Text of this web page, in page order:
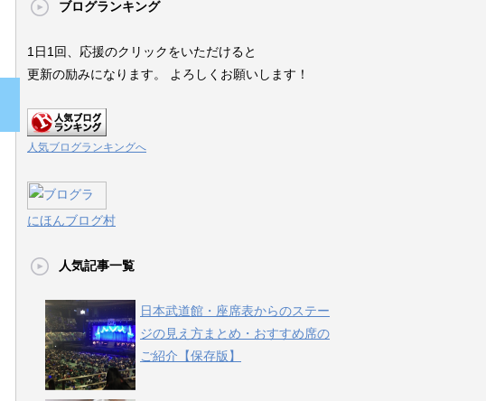
ブログランキング
1日1回、応援のクリックをいただけると
更新の励みになります。 よろしくお願いします！
人気ブログランキングへ
にほんブログ村
人気記事一覧
日本武道館・座席表からのステー
ジの見え方まとめ・おすすめ席の
ご紹介【保存版】